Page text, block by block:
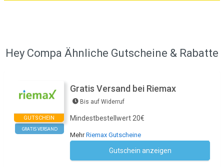
Hey Compa Ähnliche Gutscheine & Rabatte
GUTSCHEIN
GRATIS VERSAND
Gratis Versand bei Riemax
Bis auf Widerruf
Mindestbestellwert 20€
MehrRiemax Gutscheine
Gutschein anzeigen